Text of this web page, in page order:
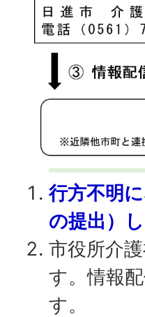
行方不明
の提出）し
市役所介
す。情報
す。